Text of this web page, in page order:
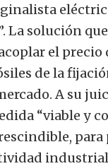
La solución
el precio
de la
A su
“viable y
para